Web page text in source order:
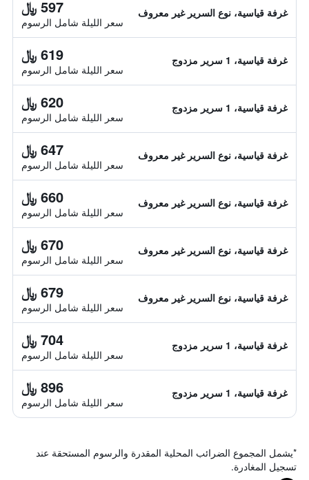
غرفة قياسية، نوع السرير غير معروف 597 ﷼
سعر الليلة شامل الرسوم
غرفة قياسية، 1 سرير مزدوج 619 ﷼
سعر الليلة شامل الرسوم
غرفة قياسية، 1 سرير مزدوج 620 ﷼
سعر الليلة شامل الرسوم
غرفة قياسية، نوع السرير غير معروف 647 ﷼
سعر الليلة شامل الرسوم
غرفة قياسية، نوع السرير غير معروف 660 ﷼
سعر الليلة شامل الرسوم
غرفة قياسية، نوع السرير غير معروف 670 ﷼
سعر الليلة شامل الرسوم
غرفة قياسية، نوع السرير غير معروف 679 ﷼
سعر الليلة شامل الرسوم
غرفة قياسية، 1 سرير مزدوج 704 ﷼
سعر الليلة شامل الرسوم
غرفة قياسية، 1 سرير مزدوج 896 ﷼
سعر الليلة شامل الرسوم
*يشمل المجموع الضرائب المحلية المقدرة والرسوم المستحقة عند
تسجيل المغادرة.